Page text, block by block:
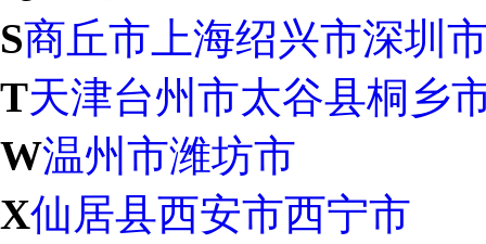
S商丘市 上海绍兴市深圳
T天津台州市太谷县桐乡
W温州市潍坊市
X仙居县西安市西宁市